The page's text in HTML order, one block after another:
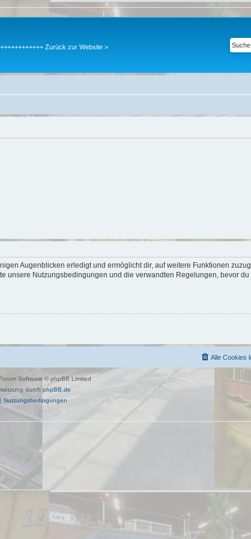
Zurück zur Website >
Augenblicken erledigt und ermöglicht dir, auf weitere Funktionen
Nutzungsbedingungen und die verwandten Regelungen, bevor du
Alle Cookies
Software © phpBB Limited
durch phpBB.de
Nutzungsbedingungen